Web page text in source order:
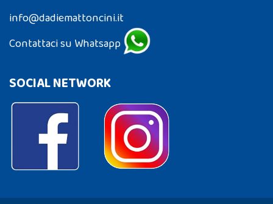
info@dadiemattoncini.it
Contattaci su Whatsapp
SOCIAL NETWORK